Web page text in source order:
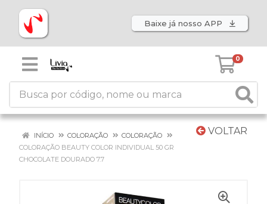
Baixe já nosso APP
0
VOLTAR
INÍCIO COLORAÇÃO
COLORAÇÃO
COLORAÇÃO BEAUTY COLOR INDIVIDUAL 50 GR
CHOCOLATE DOURADO 7.7